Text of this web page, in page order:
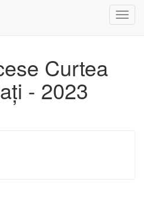
Curtea
- 2023